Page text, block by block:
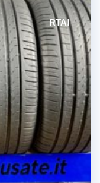
RTA!